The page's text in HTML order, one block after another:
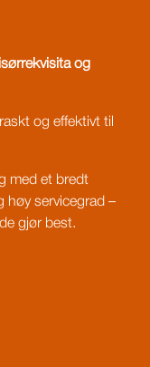
og
og effektivt til
med et bredt
høy servicegrad –
gjør best.